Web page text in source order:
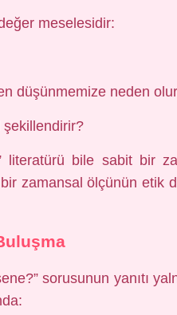
meselesidir:
düşünmemize neden
şekillendirir?
literatürü bile sabit bir
zamansal ölçünün etik
sorusunun yanıtı